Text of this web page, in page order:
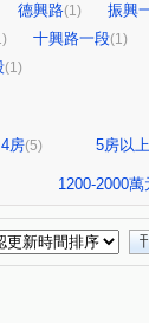
德興路(1)
振興
十興路一段(1)
(1)
4房(5) 5房以上
1200-2000萬